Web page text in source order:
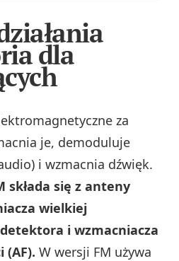
dla
za
je, demoduluje
i wzmacnia dźwięk.
składa się z anteny
wielkiej
i wzmacniacza
(AF). W wersji FM używa